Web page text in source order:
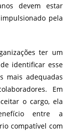
devem estar
pela
ter um
identificar esse
mais adequadas
Em
o cargo, ela
entre a
compatível com